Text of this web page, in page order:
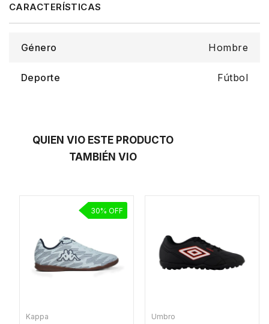
Género Hombre
Deporte Fútbol
QUIEN VIO ESTE PRODUCTO
TAMBIÉN VIO
Kappa
30
Umbro